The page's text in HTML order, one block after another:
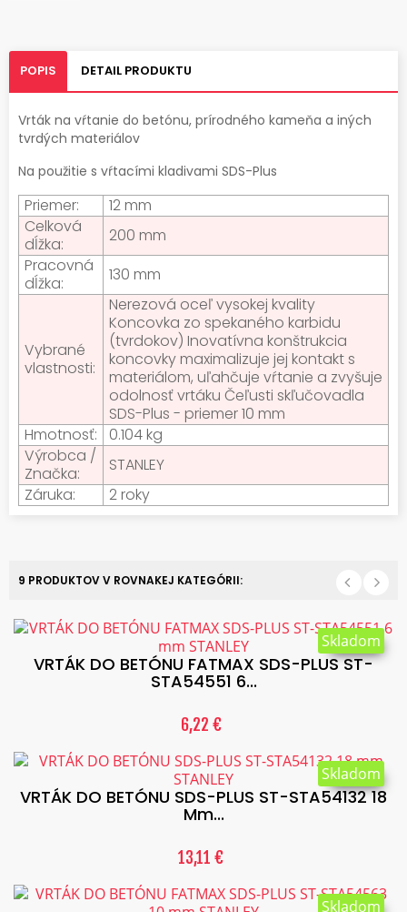
POPIS DETAIL PRODUKTU
Vrták na vŕtanie do betónu, prírodného kameňa a iných
tvrdých materiálov
Na použitie s vŕtacími kladivami SDS-Plus
Priemer:
12 mm
Celková
dĺžka:
200 mm
Pracovná
dĺžka:
130 mm
Vybrané
vlastnosti:
Nerezová oceľ vysokej kvality
Koncovka zo spekaného karbidu
(tvrdokov) Inovatívna konštrukcia
koncovky maximalizuje jej kontakt s
materiálom, uľahčuje vŕtanie a zvyšuje
odolnosť vrtáku Čeľusti skľučovadla
SDS-Plus - priemer 10 mm
Hmotnosť:
0.104 kg
Výrobca /
Značka:
STANLEY
Záruka:
2 roky
9 PRODUKTOV V ROVNAKEJ KATEGÓRII:
VRTÁK DO BETÓNU FATMAX SDS-PLUS ST-
STA54551 6...
6,22 €
Skladom
VRTÁK DO BETÓNU SDS-PLUS ST-STA54132 18
Mm...
13,11 €
Skladom
Skladom